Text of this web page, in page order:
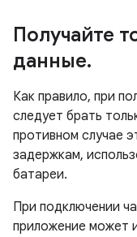
Получайте
данные.
Как правило, при
следует брать
противном случае
задержкам,
батареи.
При подключении
приложение может